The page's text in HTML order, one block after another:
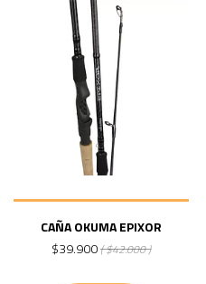
CAÑA OKUMA EPIXOR
$39.900( $42.000 )